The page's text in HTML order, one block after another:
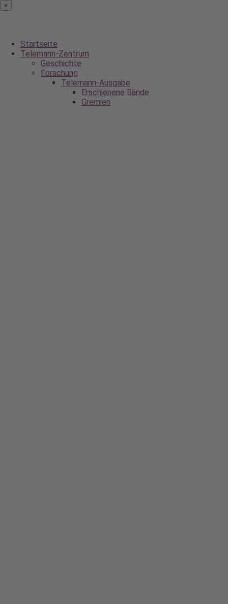
×
Startseite
Telemann-Zentrum
Geschichte
Forschung
Telemann-Ausgabe
Erschienene Bände
Gremien